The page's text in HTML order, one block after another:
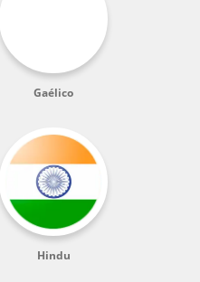
Gaélico
Hindu